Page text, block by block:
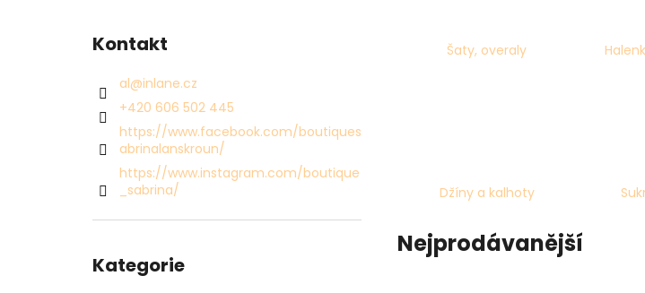
Kontakt
al@inlane.cz
+420 606 502 445
https://www.facebook.com/boutiques
abrinalanskroun/
https://www.instagram.com/boutique
_sabrina/
kategorie
Kategorie
Šaty, overaly
Džíny a kalhoty
Nejprodávanější
SVETR 015 - ZELENÝ
2 990 Kč